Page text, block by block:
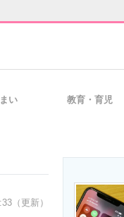
経営リーダーのコミュニティ
い 教育・育児
（更新）